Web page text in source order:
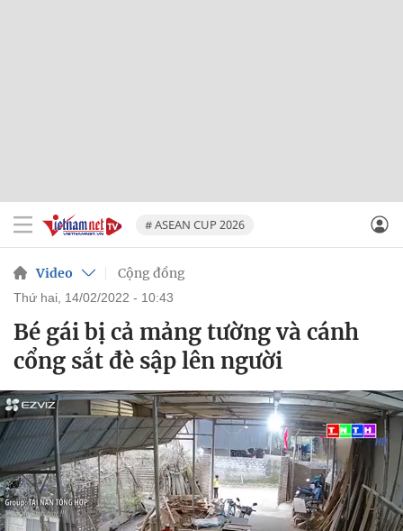
# ASEAN CUP 2026
Video Cộng đồng
thứ hai, 14/02/2022 - 10:43
Bé gái bị cả mảng tường và cánh
cổng sắt đè sập lên người